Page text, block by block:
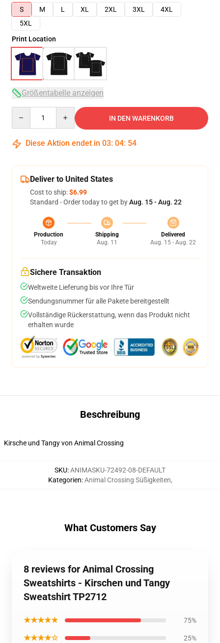
S
M L XL 2XL 3XL
4XL
5XL
Print Location
Größentabelle anzeigen
IN DEN WARENKORB
Diese Aktion endet in 03: 04: 54
Deliver to United States
Cost to ship:$6.99
Standard - Order today to get byAug. 15 - Aug. 22
Production
Today
Shipping
Aug. 11
Delivered
Aug. 15 - Aug. 22
Sichere Transaktion
Weltweite Lieferung bis vor Ihre Tür
Sendungsnummer für alle Pakete bereitgestellt
Vollständige Rückerstattung, wenn das Produkt nicht
erhalten wurde
Beschreibung
Kirsche und Tangy von Animal Crossing
SKU:ANIMASKU-72492-08-DEFAULT
Kategorien:Animal Crossing Süßigkeiten,
What Customers Say
8 reviews for Animal Crossing
Sweatshirts - Kirschen und Tangy
Sweatshirt TP2712
★★★★★ 75%
★★★★☆ 25%